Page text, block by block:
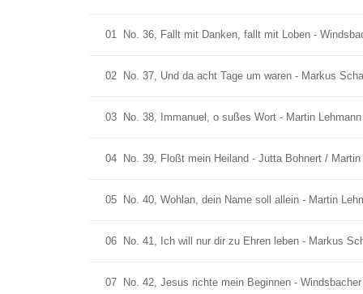
01 No. 36, Fallt mit Danken, fallt mit Loben -
02 No. 37, Und da acht Tage um waren - Markus
03 No. 38, Immanuel, o sußes Wort - Martin Lehmann
04 No. 39, Floßt mein Heiland - Jutta Bohnert / Martin
05 No. 40, Wohlan, dein Name soll allein - Martin
06 No. 41, Ich will nur dir zu Ehren leben - Markus
07 No. 42, Jesus richte mein Beginnen -